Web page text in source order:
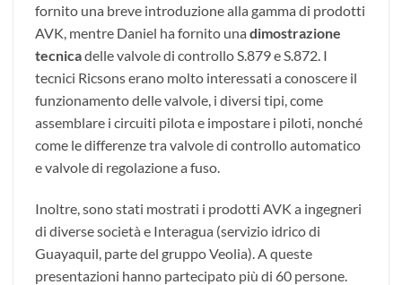
fornito una breve introduzione alla gamma di prodotti
AVK, mentre Daniel ha fornito una dimostrazione
tecnicadelle valvole di controllo S.879 e S.872. I
tecnici Ricsons erano molto interessati a conoscere il
funzionamento delle valvole, i diversi tipi, come
assemblare i circuiti pilota e impostare i piloti, nonché
come le differenze tra valvole di controllo automatico
e valvole di regolazione a fuso.
Inoltre, sono stati mostrati i prodotti AVK a ingegneri
di diverse società e Interagua (servizio idrico di
Guayaquil, parte del gruppo Veolia). A queste
presentazioni hanno partecipato più di 60 persone.